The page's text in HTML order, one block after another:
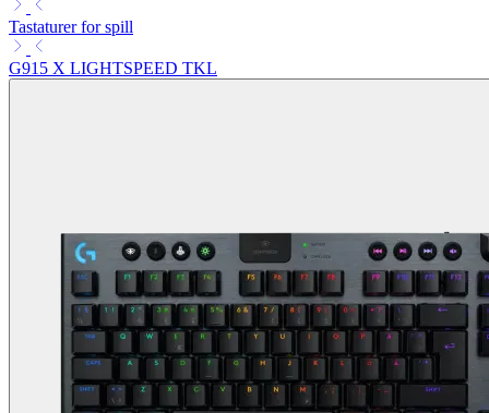
Tastaturer for spill
G915 X LIGHTSPEED TKL